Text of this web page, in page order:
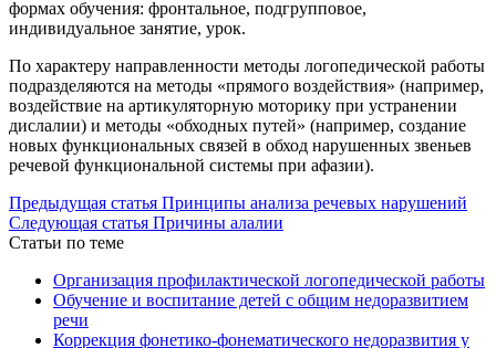
формах обучения: фронтальное, подгрупповое,
индивидуальное занятие, урок.
По характеру направленности методы логопедической работы
подразделяются на методы «прямого воздействия» (например,
воздействие на артикуляторную моторику при устранении
дислалии) и методы «обходных путей» (например, создание
новых функциональных связей в обход нарушенных звеньев
речевой функциональной системы при афазии).
Предыдущая статья Принципы анализа речевых нарушений
Следующая статья Причины алалии
Статьи по теме
Организация профилактической логопедической работы
Обучение и воспитание детей с общим недоразвитием
речи
Коррекция фонетико-фонематического недоразвития у